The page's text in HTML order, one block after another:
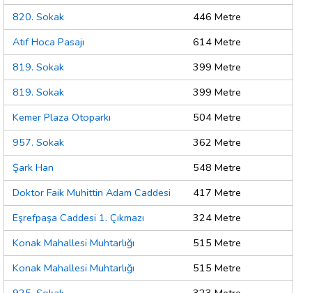
820. Sokak
446 Metre
Atıf Hoca Pasajı
614 Metre
819. Sokak
399 Metre
819. Sokak
399 Metre
Kemer Plaza Otoparkı
504 Metre
957. Sokak
362 Metre
Şark Han
548 Metre
Doktor Faik Muhittin Adam Caddesi
417 Metre
Eşrefpaşa Caddesi 1. Çıkmazı
324 Metre
Konak Mahallesi Muhtarlığı
515 Metre
Konak Mahallesi Muhtarlığı
515 Metre